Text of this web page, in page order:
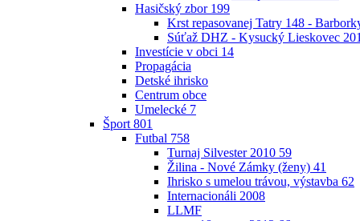
Hasičský zbor 199
Krst repasovanej Tatry 148 -
Súťaž DHZ - Kysucký Lieskovec
Investície v obci 14
Propagácia
Detské ihrisko
Centrum obce
Umelecké 7
Šport 801
Futbal 758
Turnaj Silvester 2010 59
Žilina - Nové Zámky (ženy) 41
Ihrisko s umelou trávou, výstavba 62
Internacionáli 2008
LLMF